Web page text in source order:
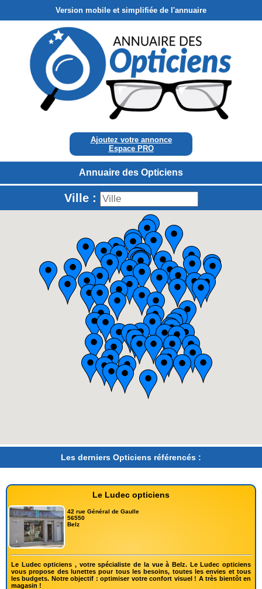
Version mobile et simplifiée de l'annuaire
Ajoutez votre annonce
Espace PRO
Annuaire des Opticiens
Ville :
Les derniers Opticiens référencés :
Le Ludec opticiens
42 rue Général de Gaulle
56550
Belz
Le Ludec opticiens , votre spécialiste de la vue à Belz. Le Ludec opticiens
vous propose des lunettes pour tous les besoins, toutes les envies et tous
les budgets. Notre objectif : optimiser votre confort visuel ! A très bientôt en
magasin !